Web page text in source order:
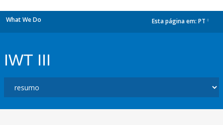
What We Do Esta página em: PT
IWT III